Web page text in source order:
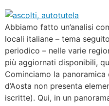
Abbiamo fatto un’analisi
locali italiane – tema
periodico – nelle varie
più aggiornati disponibili,
Cominciamo la panoramica
d’Aosta non presenta
iscritte). Qui, in un